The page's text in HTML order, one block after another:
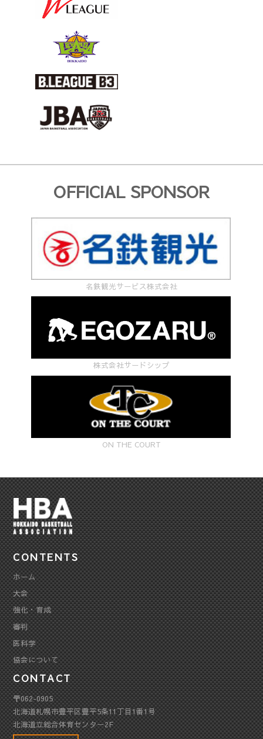
OFFICIAL SPONSOR
名鉄観光サービス株式会社
株式会社サードシップ
ON THE COURT
CONTENTS
ホーム
大会
強化・育成
審判
医科学
協会について
CONTACT
〒062-0905
北海道札幌市豊平区豊平5条11丁目1番1号
北海道立総合体育センター2F